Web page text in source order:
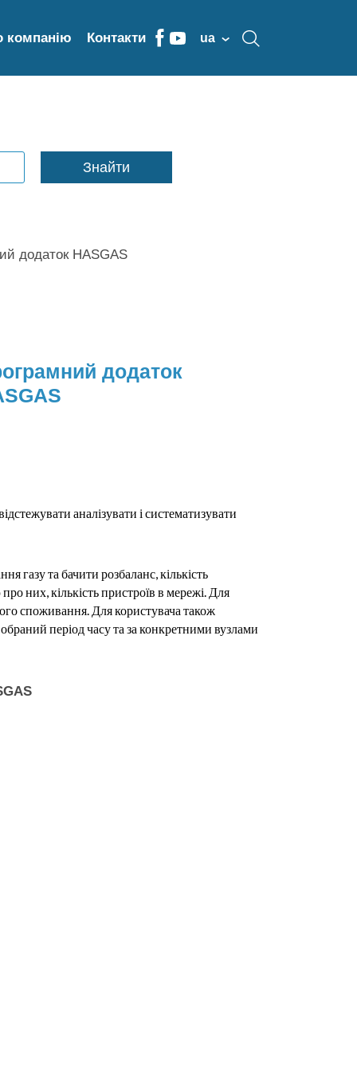
компанію Контакти ua
Знайти
додаток HASGAS
додаток
аналізувати і систематизувати
газу та бачити розбаланс, кількість
них, кількість пристроїв в мережі. Для
споживання. Для користувача також
період часу та за конкретними вузлами